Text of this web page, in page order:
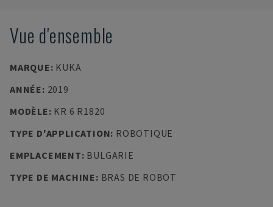
Vue d'ensemble
MARQUE: KUKA
ANNÉE: 2019
MODÈLE: KR 6 R1820
TYPE D'APPLICATION: ROBOTIQUE
EMPLACEMENT: BULGARIE
TYPE DE MACHINE: BRAS DE ROBOT